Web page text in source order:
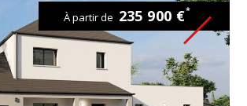
À partir de 235 900 €*